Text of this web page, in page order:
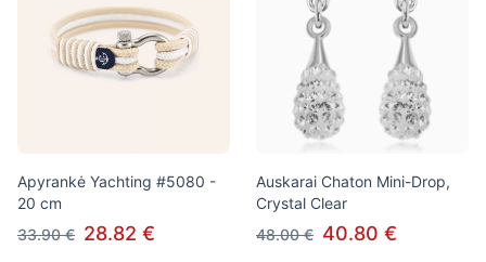
Apyrankė Yachting #5080 -
20 cm
33.90 € 28.82 €
Auskarai Chaton Mini-Drop,
Crystal Clear
48.00 € 40.80 €